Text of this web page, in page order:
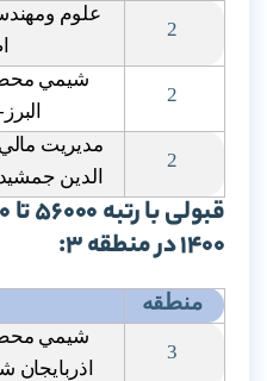
2
علوم
2
شيمي
2
مديريت
الدين
1400 در منطقه 3:
منطقه
3
شيمي
اذربايجان